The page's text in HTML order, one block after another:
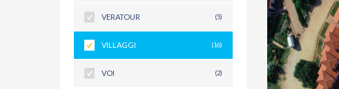
VERATOUR (5)
VILLAGGI (16)
VOI (2)